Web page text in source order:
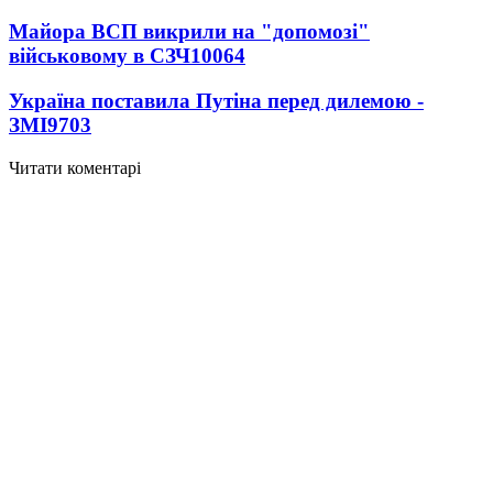
Майора ВСП викрили на "допомозі"
військовому в СЗЧ10064
Україна поставила Путіна перед дилемою -
ЗМІ9703
Читати коментарі